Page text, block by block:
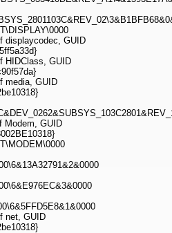
displaycodec, GUID
HIDClass, GUID
media, GUID
Modem, GUID
net, GUID